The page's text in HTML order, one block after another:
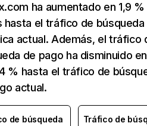
ha aumentado en 1,9
hasta el tráfico de búsqueda
actual. Además, el tráfico
de pago ha disminuido en
% hasta el tráfico de
actual.
de búsqueda
Tráfico de